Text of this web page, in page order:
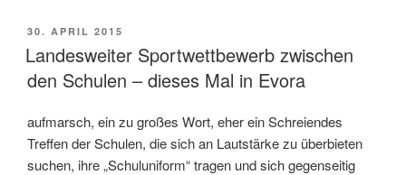
VERÖFFENTLICHT
AM
30. APRIL 2015
Landesweiter Sportwettbewerb zwischen
den Schulen – dieses Mal in Evora
aufmarsch, ein zu großes Wort, eher ein Schreiendes
Treffen der Schulen, die sich an Lautstärke zu überbieten
suchen, ihre „Schuluniform“ tragen und sich gegenseitig